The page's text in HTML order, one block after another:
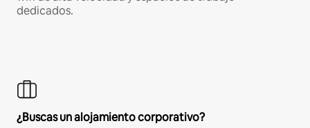
dedicados.
¿Buscas un alojamiento corporativo?